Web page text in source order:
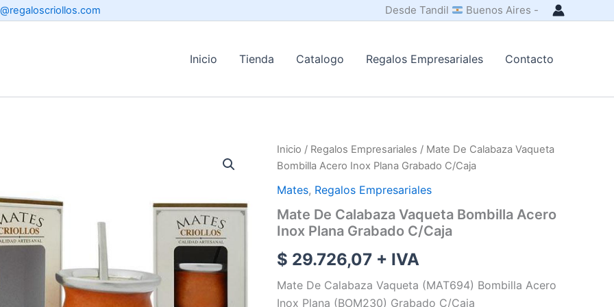
Desde Tandil Buenos Aires -
Inicio Tienda Catalogo Regalos Empresariales Contacto
Inicio / Regalos Empresariales / Mate De Calabaza Vaqueta
Bombilla Acero Inox Plana Grabado C/Caja
Mates, Regalos Empresariales
Mate De Calabaza Vaqueta Bombilla Acero
Inox Plana Grabado C/Caja
$ 29.726,07 + IVA
Mate De Calabaza Vaqueta (MAT694) Bombilla Acero
Inox Plana (BOM230) Grabado C/Caja